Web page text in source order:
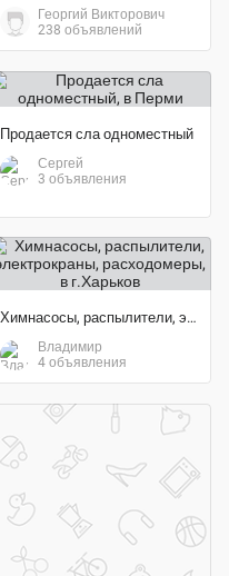
Георгий Викторович
238 объявлений
Продается сла одноместный
Сергей
3 объявления
Химнасосы, распылители, электрокраны, расходомеры
Владимир
4 объявления